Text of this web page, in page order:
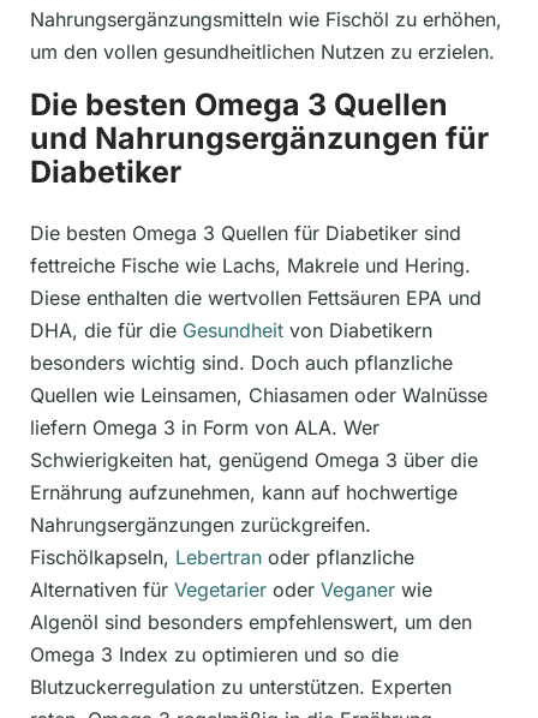
Nahrungsergänzungsmitteln wie Fischöl zu erhöhen,
um den vollen gesundheitlichen Nutzen zu erzielen.
Die besten Omega 3 Quellen
und Nahrungsergänzungen für
Diabetiker
Die besten Omega 3 Quellen für Diabetiker sind
fettreiche Fische wie Lachs, Makrele und Hering.
Diese enthalten die wertvollen Fettsäuren EPA und
DHA, die für die Gesundheit von Diabetikern
besonders wichtig sind. Doch auch pflanzliche
Quellen wie Leinsamen, Chiasamen oder Walnüsse
liefern Omega 3 in Form von ALA. Wer
Schwierigkeiten hat, genügend Omega 3 über die
Ernährung aufzunehmen, kann auf hochwertige
Nahrungsergänzungen zurückgreifen.
Fischölkapseln, Lebertran oder pflanzliche
Alternativen für Vegetarier oder Veganer wie
Algenöl sind besonders empfehlenswert, um den
Omega 3 Index zu optimieren und so die
Blutzuckerregulation zu unterstützen. Experten